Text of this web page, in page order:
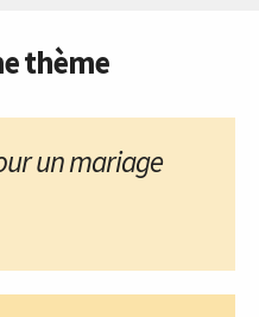
thème
un mariage